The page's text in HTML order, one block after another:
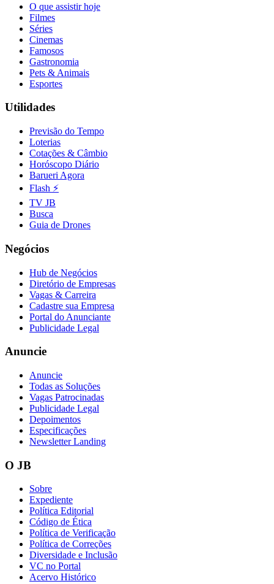
Flamengo
O que assistir hoje
Filmes
Séries
Cinemas
Famosos
Gastronomia
Pets & Animais
Esportes
Utilidades
Previsão do Tempo
Loterias
Cotações & Câmbio
Horóscopo Diário
Barueri Agora
Flash ⚡
TV JB
Busca
Guia de Drones
Negócios
Hub de Negócios
Diretório de Empresas
Vagas & Carreira
Cadastre sua Empresa
Portal do Anunciante
Publicidade Legal
Anuncie
Anuncie
Todas as Soluções
Vagas Patrocinadas
Publicidade Legal
Depoimentos
Especificações
Newsletter Landing
O JB
Sobre
Expediente
Política Editorial
Código de Ética
Política de Verificação
Política de Correções
Diversidade e Inclusão
VC no Portal
Acervo Histórico